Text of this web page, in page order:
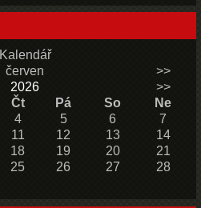
Kalendář
červen
>>
2026
>>
Čt Pá So
Ne
4 5 6
7
11 12 13
14
18 19 20
21
25 26 27
28